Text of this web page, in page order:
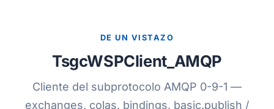
DE UN VISTAZO
TsgcWSPClient_AMQP
Cliente del subprotocolo AMQP 0-9-1 —
exchanges, colas, bindings, basic.publish /